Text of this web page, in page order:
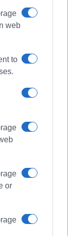
web
to
or
κόβει την